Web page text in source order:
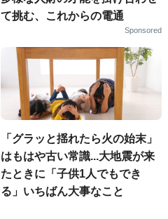
て挑む、これからの電通
Sponsored
「グラッと揺れたら火の始末」
はもはや古い常識...大地震が来
たときに「子供1人でもでき
る」いちばん大事なこと